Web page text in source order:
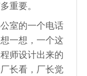
重要。
室的一个电话
一想，一个这
师设计出来的
长看，厂长觉